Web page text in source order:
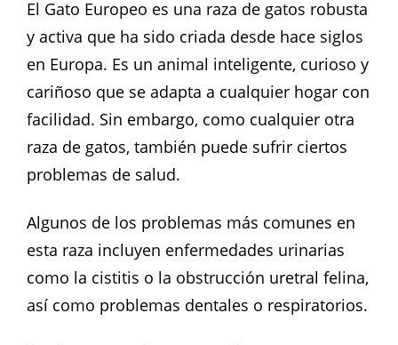
El Gato Europeo es una raza de gatos robusta
y activa que ha sido criada desde hace siglos
en Europa. Es un animal inteligente, curioso y
cariñoso que se adapta a cualquier hogar con
facilidad. Sin embargo, como cualquier otra
raza de gatos, también puede sufrir ciertos
problemas de salud.
Algunos de los problemas más comunes en
esta raza incluyen enfermedades urinarias
como la cistitis o la obstrucción uretral felina,
así como problemas dentales o respiratorios.